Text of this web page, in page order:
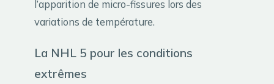
l’apparition de micro-fissures lors des
variations de température.
La NHL 5 pour les conditions
extrêmes